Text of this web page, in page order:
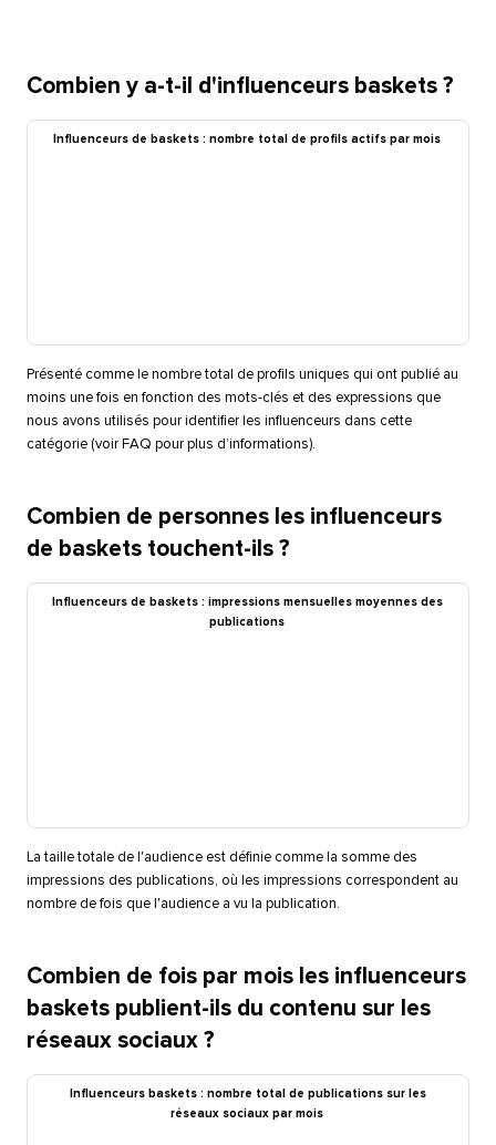
Combien y a-t-il d'influenceurs baskets ?​​
Influenceurs de baskets : nombre total de profils actifs par mois​​
Présenté comme le nombre total de profils uniques qui ont publié au
moins une fois en fonction des mots-clés et des expressions que
nous avons utilisés pour identifier les influenceurs dans cette
catégorie (voir FAQ pour plus d’informations).​​
Combien de personnes les influenceurs
de baskets touchent-ils ?​​
Influenceurs de baskets : impressions mensuelles moyennes des
publications​​
La taille totale de l'audience est définie comme la somme des
impressions des publications, où les impressions correspondent au
nombre de fois que l'audience a vu la publication.​​
Combien de fois par mois les influenceurs
baskets publient-ils du contenu sur les
réseaux sociaux ?​​
Influenceurs baskets : nombre total de publications sur les
réseaux sociaux par mois​​